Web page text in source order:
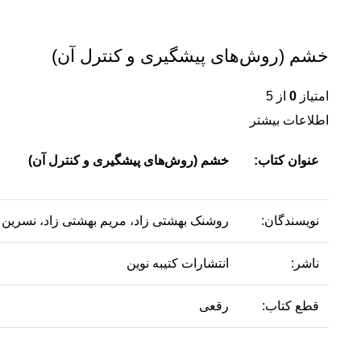
خشم (روش‌های پیشگیری و کنترل آن)
امتیاز 0 از 5
اطلاعات بیشتر
عنوان کتاب: خشم (روش‌های پیشگیری و کنترل آن)
نویسندگان: روشنک بهشتی زاد، مریم بهشتی زاد،
ناشر: انتشارات کتیبه نوین
قطع کتاب: رقعی